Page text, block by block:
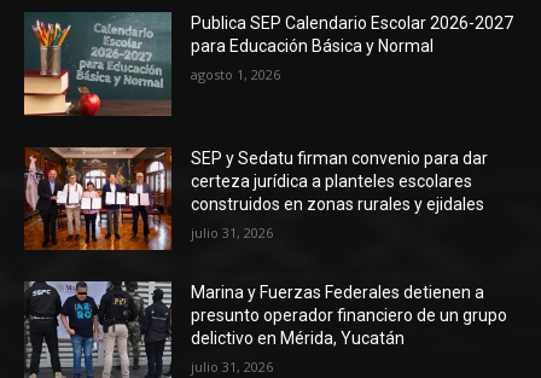
Publica SEP Calendario Escolar 2026-2027
para Educación Básica y Normal
agosto 1, 2026
SEP y Sedatu firman convenio para dar
certeza jurídica a planteles escolares
construidos en zonas rurales y ejidales
julio 31, 2026
Marina y Fuerzas Federales detienen a
presunto operador financiero de un grupo
delictivo en Mérida, Yucatán
julio 31, 2026